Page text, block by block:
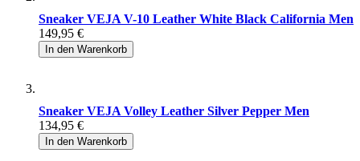
Sneaker VEJA V-10 Leather White Black California Men
149,95 €
In den Warenkorb
Sneaker VEJA Volley Leather Silver Pepper Men
134,95 €
In den Warenkorb